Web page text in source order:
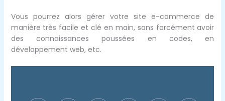
Vous pourrez alors gérer votre site e-commerce de
manière très facile et clé en main, sans forcément avoir
des connaissances poussées en codes, en
développement web, etc.